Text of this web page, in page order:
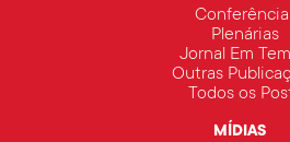
Plenárias
Jornal Em
Outras
Todos os
MÍDIAS